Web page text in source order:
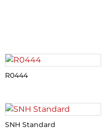
R0444
SNH Standard